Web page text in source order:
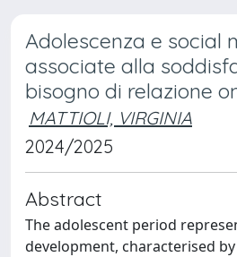
Adolescenza e social
associate alla
bisogno di relazione
MATTIOLI, VIRGINIA
2024/2025
Abstract
The adolescent period
development, characterised